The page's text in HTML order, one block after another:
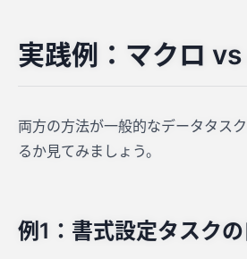
実践例：マクロ
両方の方法が一般的なデータタス
るか見てみましょう。
例1：書式設定タスク